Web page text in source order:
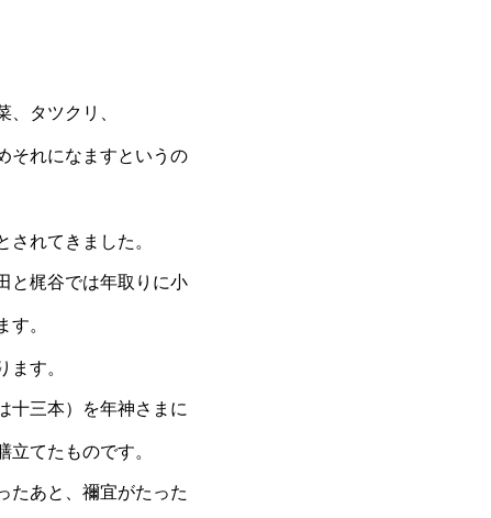
、タツク リ、
それになますというの
されてきました。
と梶谷では年取りに小
。
ます。
三本） を年神さまに
立てたものです。
あと、 禰宜がたった